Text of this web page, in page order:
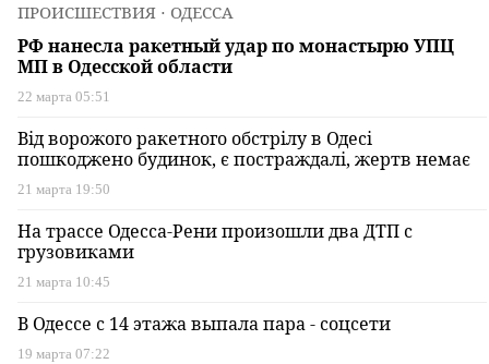
ПРОИСШЕСТВИЯ ⋅ ОДЕССА
РФ нанесла ракетный удар по монастырю УПЦ
МП в Одесской области
22 марта 05:51
Від ворожого ракетного обстрілу в Одесі
пошкоджено будинок, є постраждалі, жертв немає
21 марта 19:50
На трассе Одесса-Рени произошли два ДТП с
грузовиками
21 марта 10:45
В Одессе с 14 этажа выпала пара - соцсети
19 марта 07:22